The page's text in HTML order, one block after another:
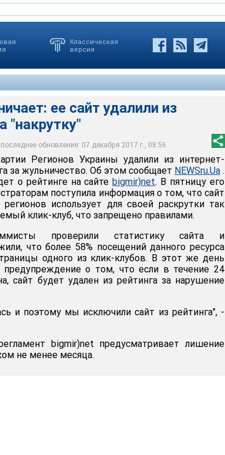
Классическая
версия
ее сайт удалили из
"накрутку"
обновление: 07 декабря 2017 г., 08:56
удалили из украинского рейтинга за "накрутку"
Регионов Украины удалили из интернет-
за жульничество. Об этом сообщает NEWSru.Ua .
о рейтинге на сайтеbigmir)net. В пятницу его
поступила информация о том, что сайт
регионов использует для своей раскрутки так
клик-клуб, что запрещено правилами.
проверили статистику сайта и
что более 58% посещений данного ресурса
одного из клик-клубов. В этот же день
предупреждение о том, что если в течение 24
сайт будет удален из рейтинга за нарушение
и поэтому мы исключили сайт из рейтинга", -
bigmir)net предусматривает лишение
не менее месяца.